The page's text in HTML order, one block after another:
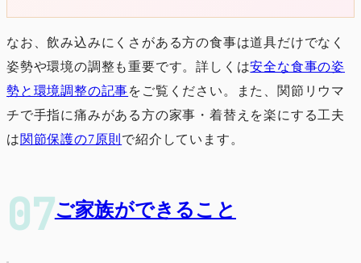
なお、飲み込みにくさがある方の食事は道具だけでなく
姿勢や環境の調整も重要です。詳しくは安全な食事の姿
勢と環境調整の記事をご覧ください。また、関節リウマ
チで手指に痛みがある方の家事・着替えを楽にする工夫
は関節保護の7原則 で紹介しています。
ご家族ができること